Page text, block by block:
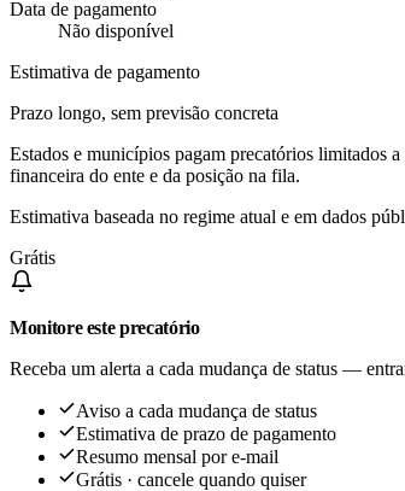
Data de pagamento
Não disponível
Estimativa de pagamento
Prazo longo, sem previsão concreta
Estados e municípios pagam precatórios limitados
financeira do ente e da posição na fila.
Estimativa baseada no regime atual e em dados
Grátis
Monitore este precatório
Receba um alerta a cada mudança de status —
Aviso a cada mudança de status
Estimativa de prazo de pagamento
Resumo mensal por e-mail
Grátis · cancele quando quiser